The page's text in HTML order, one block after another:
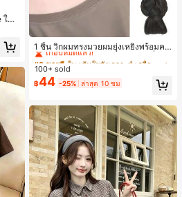
บเ
ห
งา
1 ชิ้น วิกผมทรงมวยผมยุ่งเหยิงพร้อมคลิ
ปหนีบผม, คลิปหนีบผมสังเคราะห์ที่ได้รั
บการอัปเกรดแฟชั่น, วิกผมเส้นใยทนคว
ามร้อนสูงที่ออกแบบมาสำหรับผู้หญิง, ใ
ช้งานง่ายโดยไม่ต้องใช้เครื่องมือ, เหมา
สมบูรณ์แบบสำหรับผู้หญิง คลิปหนีบผม
คลิปหนีบผมสบายๆ แฟชั่นผม คลิปหนีบ
ผมหรูหรา ฤดูร้อน ชายหาด วันหยุด
#3 ขายดี
ใน เส้นใยสังเคราะห์ เครื่องประดับผมผู้หญิง
เกือบหมดแล้ว!
#3 ขายดี
เกือบหมดแล้ว!
#3 ขายดี
เกือบหมดแล้ว!
#3 ขายดี
ใน เส้นใยสังเคราะห์ เครื่องประดับผมผู้หญิง
100+ sold
฿44 -25% ล่าสุด 10 ชม